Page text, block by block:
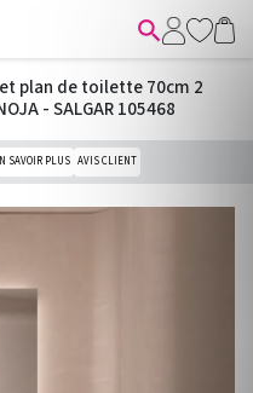

plan de toilette 70cm 2
- SALGAR 105468
SAVOIR PLUS AVIS CLIENT